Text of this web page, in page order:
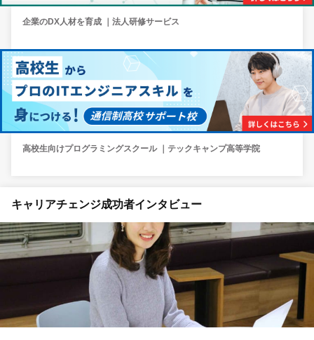
企業のDX人材を育成 ｜法人研修サービス
高校生向けプログラミングスクール ｜テックキャンプ高等学院
キャリアチェンジ成功者インタビュー